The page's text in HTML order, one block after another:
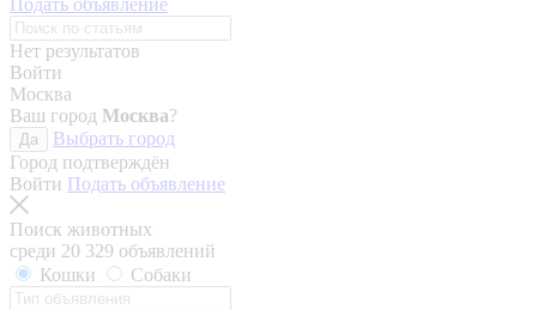
Подать объявление
Нет результатов
Войти
Москва
Ваш город Москва?
Да
Выбрать город
Город подтверждён
Войти Подать объявление
Поиск животных
среди 20 329 объявлений
Кошки
Собаки